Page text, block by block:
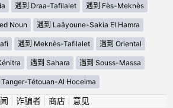
遇到 Draa-Tafilalet 遇到 Fès-Meknès
Noun 遇到 Laâyoune-Sakia El Hamra
遇到 Meknès-Tafilalet 遇到 Oriental
遇到 Sahara 遇到 Souss-Massa
Tanger-Tétouan-Al Hoceima
诈骗者| 商店| 意见